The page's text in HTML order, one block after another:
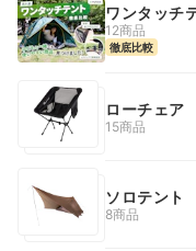
ワンタッチ
12商品
徹底比較
ローチェア
15商品
ソロテント
8商品